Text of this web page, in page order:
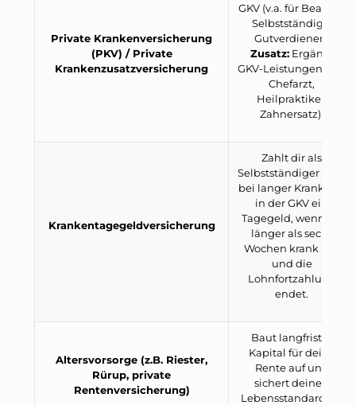
Private Krankenversicherung
(PKV) / Private
Krankenzusatzversicherung
GKV (v.a. für Beamte,
Selbstständige,
Gutverdiener).
Zusatz: Ergänzt
GKV-Leistungen (z.B.
Chefarzt,
Heilpraktiker,
Zahnersatz).
Krankentagegeldversicherung
Zahlt dir als
Selbstständiger oder
bei langer Krankheit
in der GKV ein
Tagegeld, wenn du
länger als sechs
Wochen krank bist
und die
Lohnfortzahlung
endet.
Altersvorsorge (z.B. Riester,
Rürup, private
Rentenversicherung)
Baut langfristig
Kapital für deine
Rente auf und
sichert deinen
Lebensstandard im